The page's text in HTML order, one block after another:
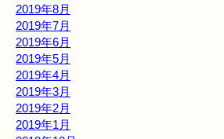
2019年8月
2019年7月
2019年6月
2019年5月
2019年4月
2019年3月
2019年2月
2019年1月